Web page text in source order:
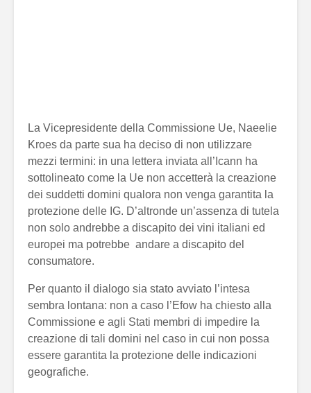
La Vicepresidente della Commissione Ue, Naeelie
Kroes da parte sua ha deciso di non utilizzare
mezzi termini: in una lettera inviata all’Icann ha
sottolineato come la Ue non accetterà la creazione
dei suddetti domini qualora non venga garantita la
protezione delle IG. D’altronde un’assenza di tutela
non solo andrebbe a discapito dei vini italiani ed
europei ma potrebbe andare a discapito del
consumatore.
Per quanto il dialogo sia stato avviato l’intesa
sembra lontana: non a caso l’Efow ha chiesto alla
Commissione e agli Stati membri di impedire la
creazione di tali domini nel caso in cui non possa
essere garantita la protezione delle indicazioni
geografiche.